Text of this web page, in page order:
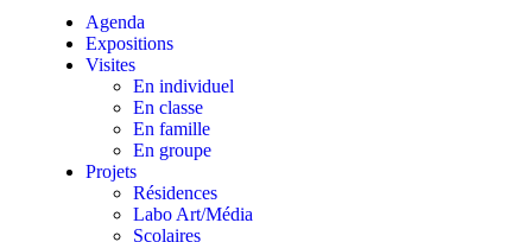
Agenda
Expositions
Visites
En individuel
En classe
En famille
En groupe
Projets
Résidences
Labo Art/Média
Scolaires